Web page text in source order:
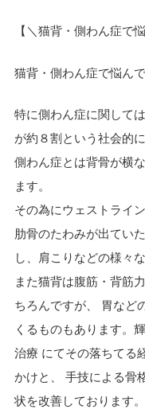
【＼猫背・側わん症で
猫背・側わん症で悩ん
特に側わん症に関して
が約８割という社会的
側わん症とは背骨が横
ます。
その為にウェストライ
肋骨のたわみが出てい
し、肩こりなどの様々
また猫背は腹筋・背筋
ちろんですが、 胃など
くるものもあります。
治療 にてその落ちてる
かけと、 手技による骨
状を改善しております。